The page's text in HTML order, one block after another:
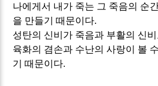
나에게서 내가 죽는 그 죽음의 순
을 만들기 때문이다.
성탄의 신비가 죽음과 부활의 신
육화의 겸손과 수난의 사랑이 볼
기 때문이다.